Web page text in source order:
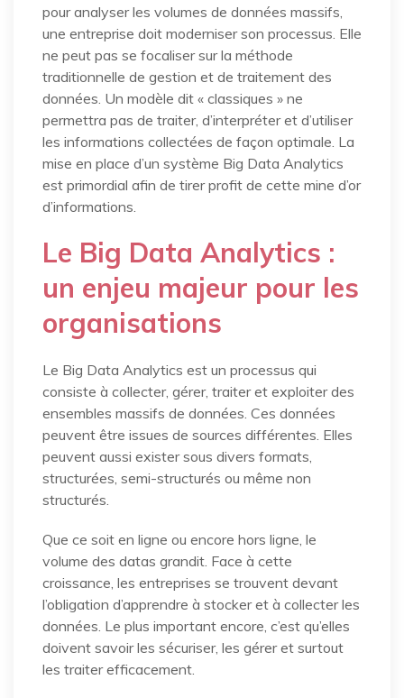
pour analyser les volumes de données massifs,
une entreprise doit moderniser son processus. Elle
ne peut pas se focaliser sur la méthode
traditionnelle de gestion et de traitement des
données. Un modèle dit « classiques » ne
permettra pas de traiter, d’interpréter et d’utiliser
les informations collectées de façon optimale. La
mise en place d’un système Big Data Analytics
est primordial afin de tirer profit de cette mine d’or
d’informations.
Le Big Data Analytics :
un enjeu majeur pour les
organisations
Le Big Data Analytics est un processus qui
consiste à collecter, gérer, traiter et exploiter des
ensembles massifs de données. Ces données
peuvent être issues de sources différentes. Elles
peuvent aussi exister sous divers formats,
structurées, semi-structurés ou même non
structurés.
Que ce soit en ligne ou encore hors ligne, le
volume des datas grandit. Face à cette
croissance, les entreprises se trouvent devant
l’obligation d’apprendre à stocker et à collecter les
données. Le plus important encore, c’est qu’elles
doivent savoir les sécuriser, les gérer et surtout
les traiter efficacement.